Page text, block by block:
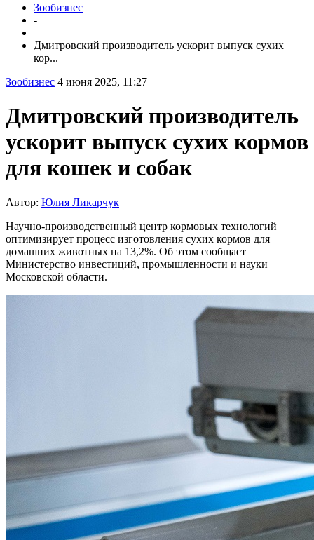
Зообизнес
-
Дмитровский производитель ускорит выпуск сухих
кор...
Зообизнес 4 июня 2025, 11:27
Дмитровский производитель
ускорит выпуск сухих кормов
для кошек и собак
Автор: Юлия Ликарчук
Научно-производственный центр кормовых технологий
оптимизирует процесс изготовления сухих кормов для
домашних животных на 13,2%. Об этом сообщает
Министерство инвестиций, промышленности и науки
Московской области.